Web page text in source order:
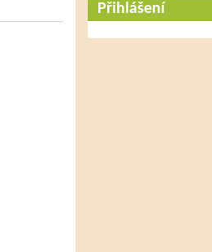
Přihlášení